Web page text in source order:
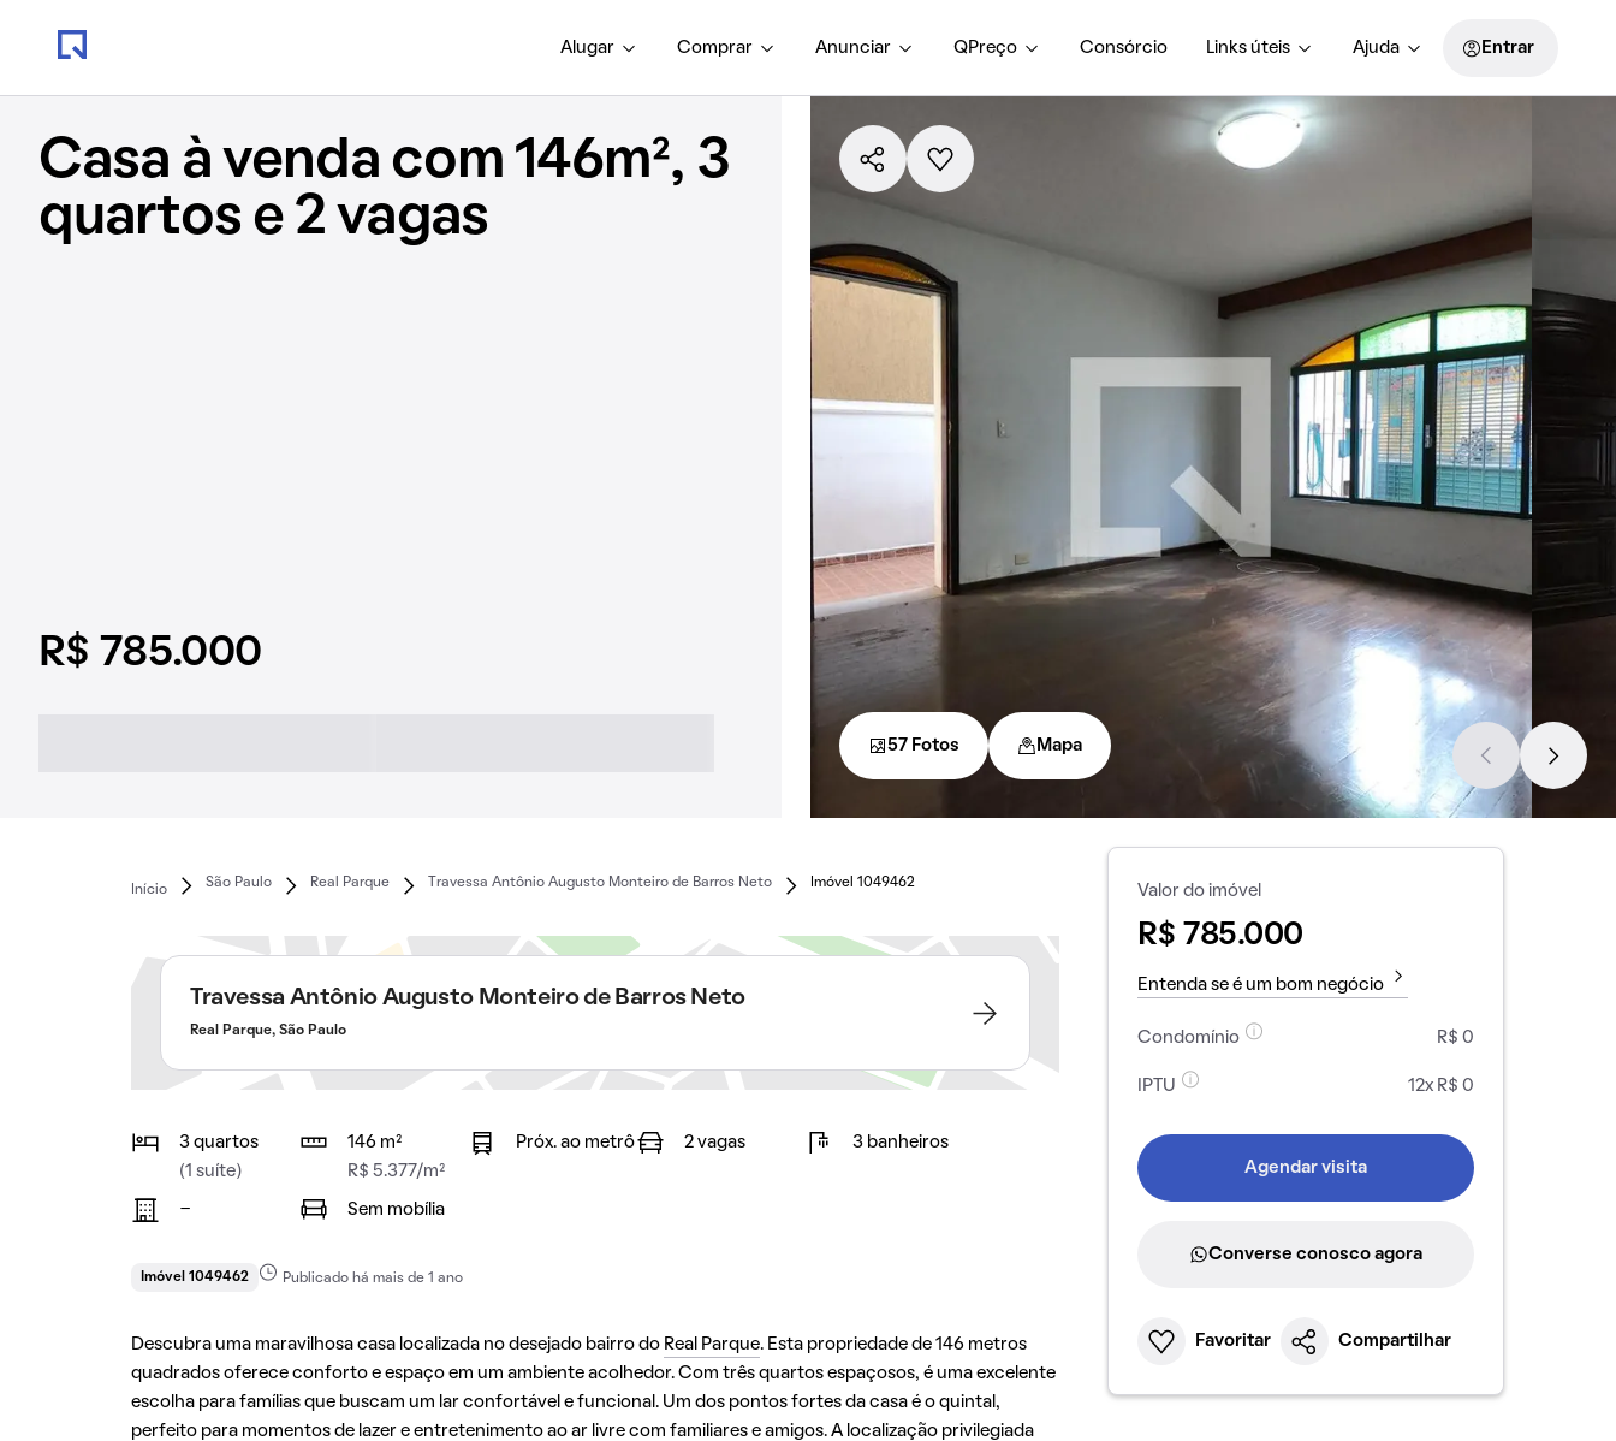
Alugar Comprar Anunciar QPreço Consórcio Links úteis Ajuda Entrar
Casa à venda com 146m², 3
quartos e 2 vagas
R$ 785.000
57 Fotos Mapa
Início
São Paulo Real Parque Travessa Antônio Augusto Monteiro de Barros Neto Imóvel 1049462
Travessa Antônio Augusto Monteiro de Barros Neto
Real Parque, São Paulo
3 quartos
(1 suíte)
146 m²
R$ 5.377/m²
Próx. ao metrô 2 vagas 3 banheiros
- Sem mobília
Imóvel 1049462 Publicado há mais de 1 ano
Descubra uma maravilhosa casa localizada no desejado bairro do Real Parque. Esta propriedade de 146 metros
quadrados oferece conforto e espaço em um ambiente acolhedor. Com três quartos espaçosos, é uma excelente
escolha para famílias que buscam um lar confortável e funcional. Um dos pontos fortes da casa é o quintal,
perfeito para momentos de lazer e entretenimento ao ar livre com familiares e amigos. A localização privilegiada
Valor do imóvel
R$ 785.000
Entenda se é um bom negócio
Condomínio R$ 0
IPTU 12x R$ 0
Agendar visita
Converse conosco agora
Favoritar Compartilhar